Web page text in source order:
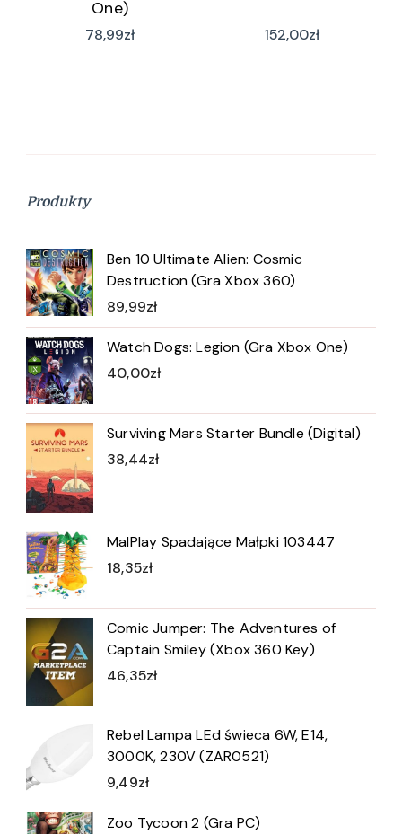
One)
78,99zł 152,00zł
Produkty
Ben 10 Ultimate Alien: Cosmic
Destruction (Gra Xbox 360)
89,99zł
Watch Dogs: Legion (Gra Xbox One)
40,00zł
Surviving Mars Starter Bundle (Digital)
38,44zł
MalPlay Spadające Małpki 103447
18,35zł
Comic Jumper: The Adventures of
Captain Smiley (Xbox 360 Key)
46,35zł
Rebel Lampa LEd świeca 6W, E14,
3000K, 230V (ZAR0521)
9,49zł
Zoo Tycoon 2 (Gra PC)